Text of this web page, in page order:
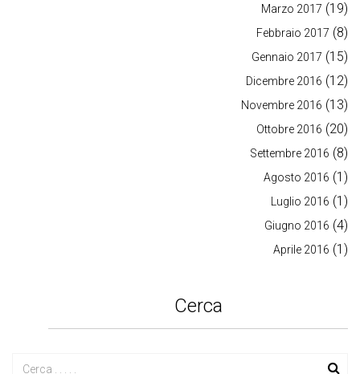
Marzo 2017 (19)
Febbraio 2017 (8)
Gennaio 2017 (15)
Dicembre 2016 (12)
Novembre 2016 (13)
Ottobre 2016 (20)
Settembre 2016 (8)
Agosto 2016 (1)
Luglio 2016 (1)
Giugno 2016 (4)
Aprile 2016 (1)
Cerca